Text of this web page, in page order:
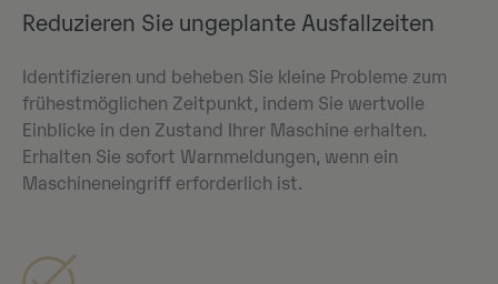
Reduzieren Sie ungeplante Ausfallzeiten
Identifizieren und beheben Sie kleine Probleme zum
frühestmöglichen Zeitpunkt, indem Sie wertvolle
Einblicke in den Zustand Ihrer Maschine erhalten.
Erhalten Sie sofort Warnmeldungen, wenn ein
Maschineneingriff erforderlich ist.